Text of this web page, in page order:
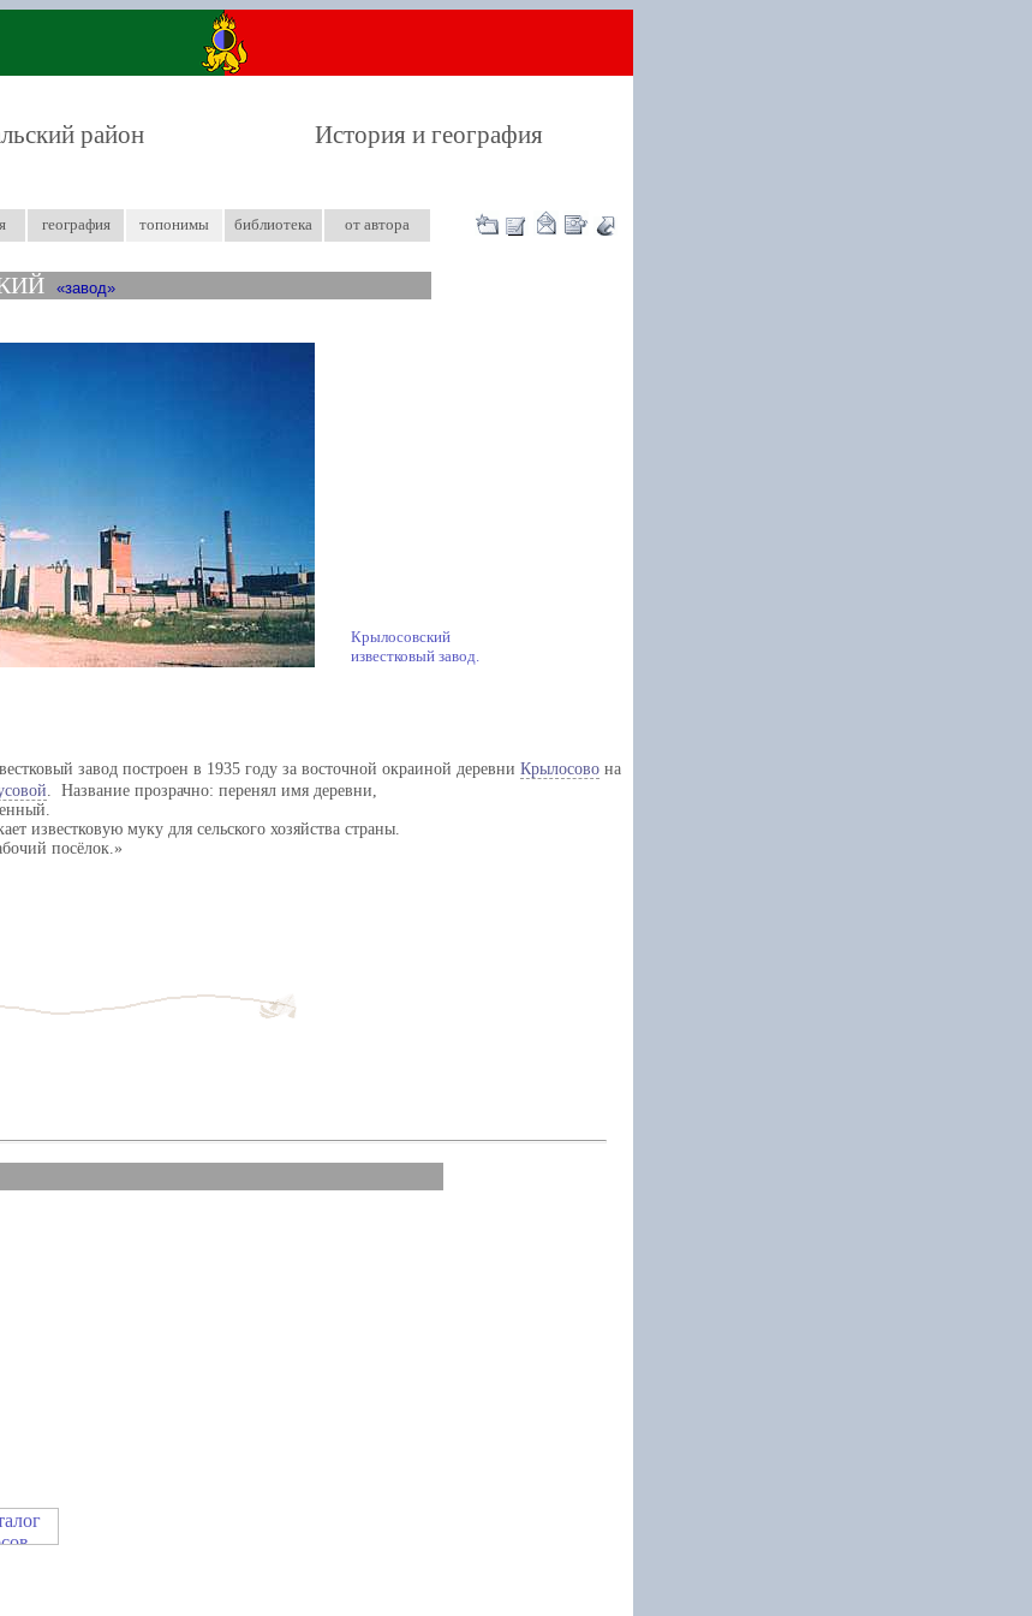
район История и география
география топонимы библиотека от автора
завод
Крылосовский
известковый завод.
завод построен в 1935 году за восточной окраиной деревни Крылосово на
. Название прозрачно: перенял имя деревни,
известковую муку для сельского хозяйства страны.
посёлок.